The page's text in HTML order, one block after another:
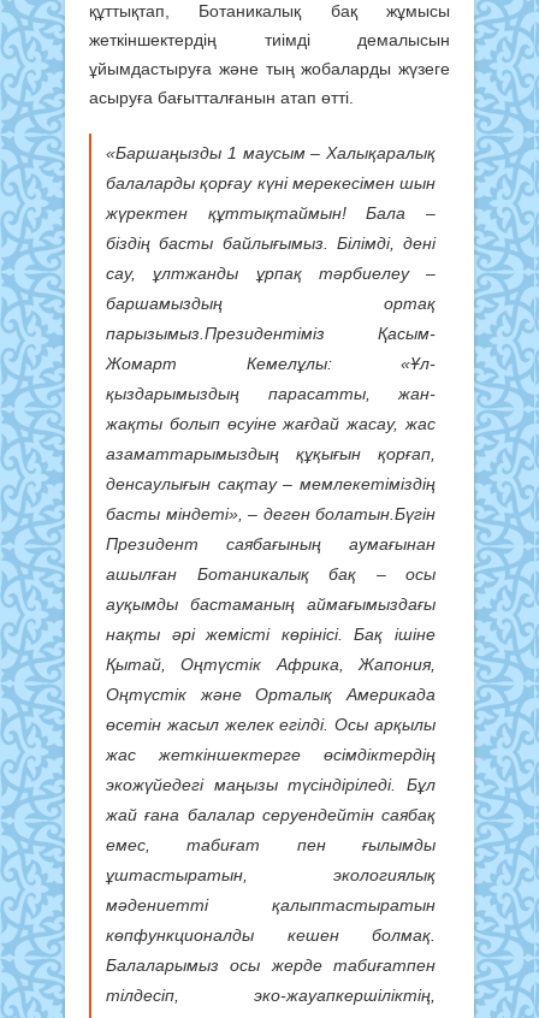
құттықтап, Ботаникалық бақ жұмысы
жеткіншектердің тиімді демалысын
ұйымдастыруға және тың жобаларды жүзеге
асыруға бағытталғанын атап өтті.
«Баршаңызды 1 маусым – Халықаралық
балаларды қорғау күні мерекесімен шын
жүректен құттықтаймын! Бала –
біздің басты байлығымыз. Білімді, дені
сау, ұлтжанды ұрпақ тәрбиелеу –
баршамыздың ортақ
парызымыз.Президентіміз Қасым-
Жомарт Кемелұлы: «Ұл-
қыздарымыздың парасатты, жан-
жақты болып өсуіне жағдай жасау, жас
азаматтарымыздың құқығын қорғап,
денсаулығын сақтау – мемлекетіміздің
басты міндеті», – деген болатын.Бүгін
Президент саябағының аумағынан
ашылған Ботаникалық бақ – осы
ауқымды бастаманың аймағымыздағы
нақты әрі жемісті көрінісі. Бақ ішіне
Қытай, Оңтүстік Африка, Жапония,
Оңтүстік және Орталық Америкада
өсетін жасыл желек егілді. Осы арқылы
жас жеткіншектерге өсімдіктердің
экожүйедегі маңызы түсіндіріледі. Бұл
жай ғана балалар серуендейтін саябақ
емес, табиғат пен ғылымды
ұштастыратын, экологиялық
мәдениетті қалыптастыратын
көпфункционалды кешен болмақ.
Балаларымыз осы жерде табиғатпен
тілдесіп, эко-жауапкершіліктің,